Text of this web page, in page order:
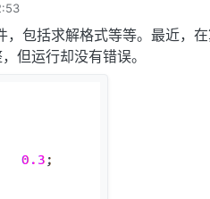
包括求解格式等等。最近，
但运行却没有错误。